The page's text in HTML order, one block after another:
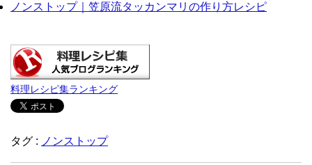
ノンストップ｜笠原流タッカンマリの作り方レシピ
料理レシピ集ランキング
タグ : ノンストップ